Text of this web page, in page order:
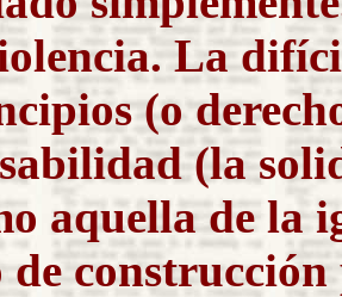
La
(o
(la
aquella de la